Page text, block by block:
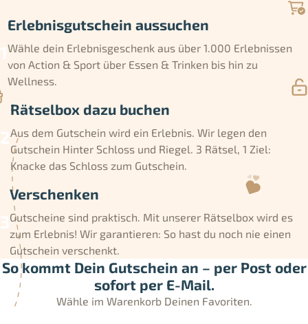
Erlebnisgutschein aussuchen
Wähle dein Erlebnisgeschenk aus über 1.000 Erlebnissen
von Action & Sport über Essen & Trinken bis hin zu
Wellness.
Rätselbox dazu buchen
Aus dem Gutschein wird ein Erlebnis. Wir legen den
Gutschein Hinter Schloss und Riegel. 3 Rätsel, 1 Ziel:
Knacke das Schloss zum Gutschein.
Verschenken
Gutscheine sind praktisch. Mit unserer Rätselbox wird es
zum Erlebnis! Wir garantieren: So hast du noch nie einen
Gutschein verschenkt.
So kommt Dein Gutschein an – per Post oder
sofort per E-Mail.
Wähle im Warenkorb Deinen Favoriten.